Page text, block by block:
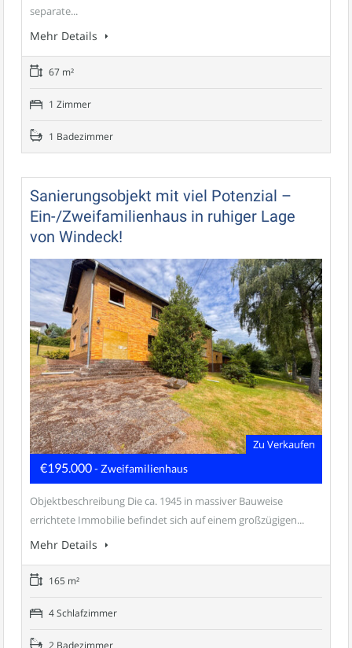
separate...
Mehr Details
67 m²
1 Zimmer
1 Badezimmer
Sanierungsobjekt mit viel Potenzial –
Ein-/Zweifamilienhaus in ruhiger Lage
von Windeck!
Zu Verkaufen
€195.000- Zweifamilienhaus
Objektbeschreibung Die ca. 1945 in massiver Bauweise
errichtete Immobilie befindet sich auf einem großzügigen...
Mehr Details
165 m²
4 Schlafzimmer
2 Badezimmer